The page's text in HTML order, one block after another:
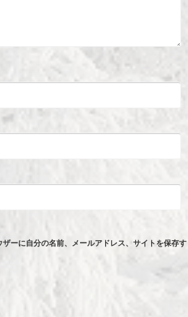
ーに自分の名前、メールアドレス、サイトを保存す